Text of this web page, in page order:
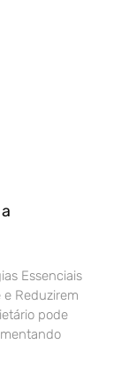
Essenciais
Reduzirem
pode